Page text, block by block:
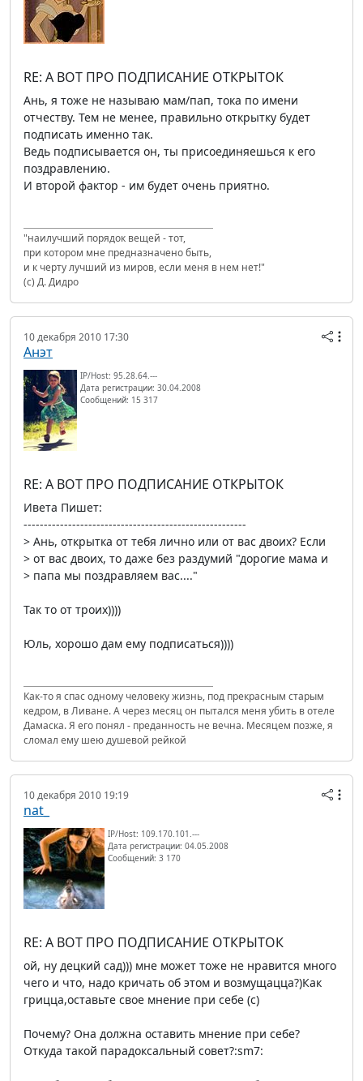
RE: А ВОТ ПРО ПОДПИСАНИЕ ОТКРЫТОК
Ань, я тоже не называю мам/пап, тока по имени
отчеству. Тем не менее, правильно открытку будет
подписать именно так.
Ведь подписывается он, ты присоединяешься к его
поздравлению.
И второй фактор - им будет очень приятно.
"наилучший порядок вещей - тот,
при котором мне предназначено быть,
и к черту лучший из миров, если меня в нем нет!"
(с) Д. Дидро
10 декабря 2010 17:30
Анэт
IP/Host: 95.28.64.---
Дата регистрации: 30.04.2008
Сообщений: 15 317
RE: А ВОТ ПРО ПОДПИСАНИЕ ОТКРЫТОК
Ивета Пишет:
-------------------------------------------------------
> Ань, открытка от тебя лично или от вас двоих? Если
> от вас двоих, то даже без раздумий "дорогие мама и
> папа мы поздравляем вас...."
Так то от троих))))
Юль, хорошо дам ему подписаться))))
Как-то я спас одному человеку жизнь, под прекрасным старым
кедром, в Ливане. А через месяц он пытался меня убить в отеле
Дамаска. Я его понял - преданность не вечна. Месяцем позже, я
сломал ему шею душевой рейкой
10 декабря 2010 19:19
nat_
IP/Host: 109.170.101.---
Дата регистрации: 04.05.2008
Сообщений: 3 170
RE: А ВОТ ПРО ПОДПИСАНИЕ ОТКРЫТОК
ой, ну децкий сад))) мне может тоже не нравится много
чего и что, надо кричать об этом и возмущацца?)Как
грицца,оставьте свое мнение при себе (c)
Почему? Она должна оставить мнение при себе?
Откуда такой парадоксальный совет?:sm7: